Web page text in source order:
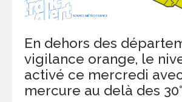
En dehors des
vigilance orange, le
activé ce mercredi
mercure au delà des